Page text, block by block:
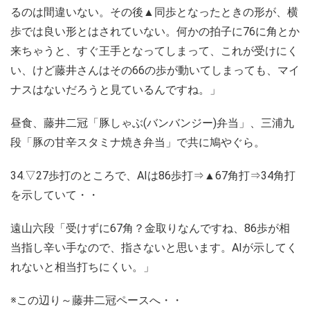
るのは間違いない。その後▲同歩となったときの形が、横
歩では良い形とはされていない。何かの拍子に76に角とか
来ちゃうと、すぐ王手となってしまって、これが受けにく
い、けど藤井さんはその66の歩が動いてしまっても、マイ
ナスはないだろうと見ているんですね。」
昼食、藤井二冠「豚しゃぶ(バンバンジー)弁当」、三浦九
段「豚の甘辛スタミナ焼き弁当」で共に鳩やぐら。
34.▽27歩打のところで、AIは86歩打⇒▲67角打⇒34角打
を示していて・・
遠山六段「受けずに67角？金取りなんですね、86歩が相
当指し辛い手なので、指さないと思います。AIが示してく
れないと相当打ちにくい。」
※この辺り～藤井二冠ペースへ・・